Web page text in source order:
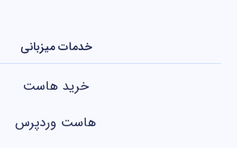
خدمات میزبانی
خرید هاست
هاست وردپرس